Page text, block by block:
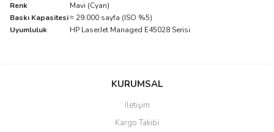
Renk
Mavi (Cyan)
Baskı Kapasitesi≈ 29.000 sayfa (ISO %5)
Uyumluluk
HP LaserJet Managed E45028 Serisi
Bu ürüne ilk yorumu siz yapın!
Ürün resmi kalitesiz, bozuk veya görüntülenemiyor.
KURUMSAL
İletişim
Kargo Takibi